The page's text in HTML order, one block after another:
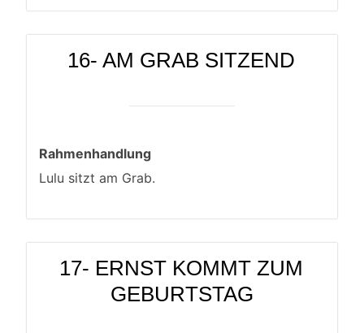
16- AM GRAB SITZEND
Rahmenhandlung
Lulu sitzt am Grab.
17- ERNST KOMMT ZUM
GEBURTSTAG